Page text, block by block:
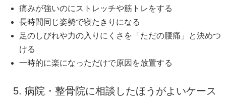
痛みが強いのにストレッチや筋トレをする
長時間同じ姿勢で寝たきりになる
足のしびれや力の入りにくさを「ただの腰痛」と決めつ
ける
一時的に楽になっただけで原因を放置する
5. 病院・整骨院に相談したほうがよいケース